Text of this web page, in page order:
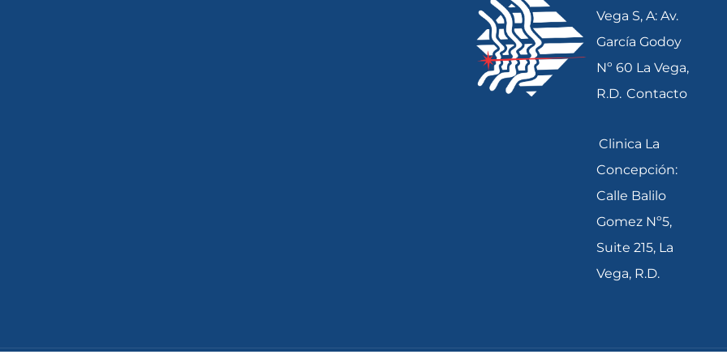
Vega S, A: Av.
García Godoy
Nº 60 La Vega,
R.D. Contacto
Clinica La
Concepción:
Calle Balilo
Gomez Nº5,
Suite 215, La
Vega, R.D.